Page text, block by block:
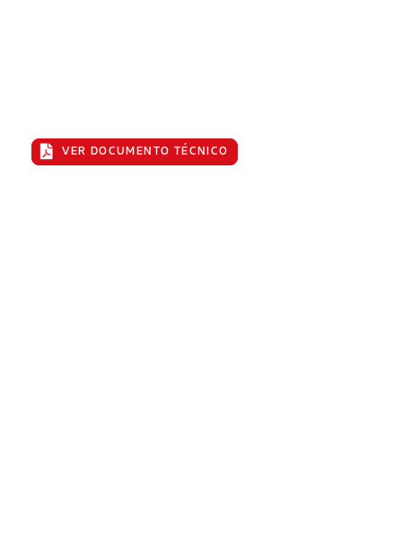
VER DOCUMENTO TÉCNICO